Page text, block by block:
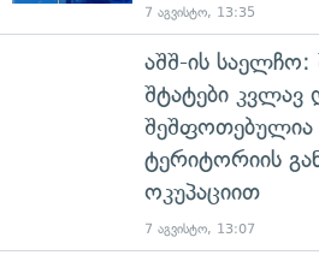
7 აგვისტო, 13:35
აშშ-ის
შტატები კვლავ
ტერიტორიის
ოკუპაციით
7 აგვისტო, 13:07